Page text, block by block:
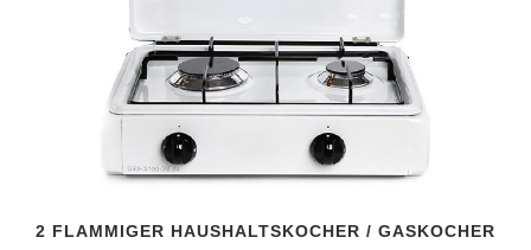
2 FLAMMIGER HAUSHALTSKOCHER / GASKOCHER